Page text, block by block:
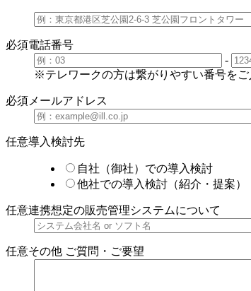
必須電話番号
-
※テレワークの方は繋がりやすい番号をご
必須 メールアドレス
任意導入検討先
自社（御社）での導入検討
他社での導入検討（紹介・提案）
任意連携想定の販売管理システムについて
任意その他 ご質問・ご要望